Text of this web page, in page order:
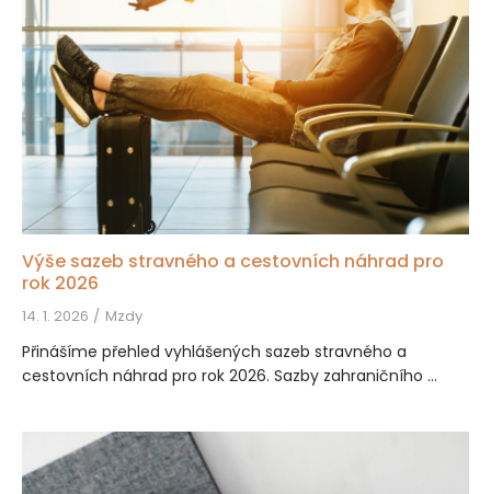
Výše sazeb stravného a cestovních náhrad pro
rok 2026
14. 1. 2026 Mzdy
Přinášíme přehled vyhlášených sazeb stravného a
cestovních náhrad pro rok 2026. Sazby zahraničního ...